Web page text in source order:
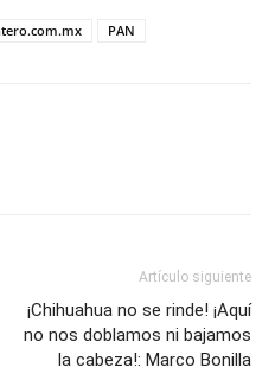
PAN
Artículo siguiente
¡Chihuahua no se rinde! ¡Aquí
no nos doblamos ni bajamos
la cabeza!: Marco Bonilla